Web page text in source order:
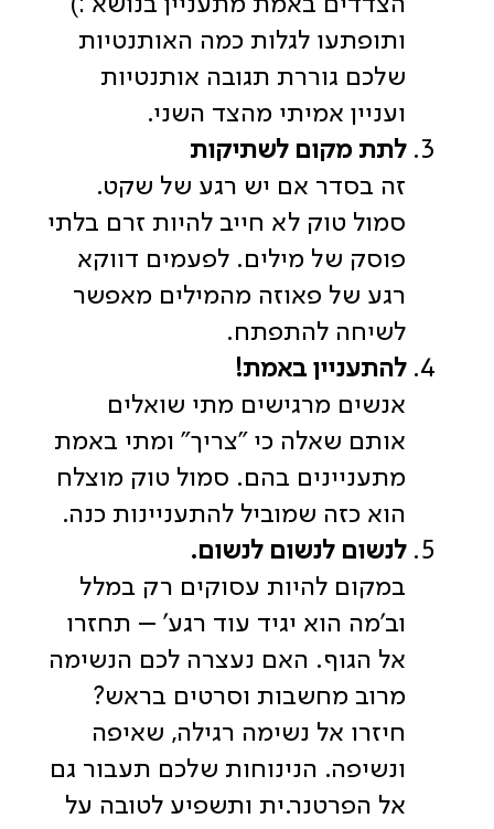
הצדדים באמת מתעניין בנושא :)
ותופתעו לגלות כמה האותנטיות
שלכם גוררת תגובה אותנטיות
ועניין אמיתי מהצד השני.
לתת מקום לשתיקות
זה בסדר אם יש רגע של שקט.
סמול טוק לא חייב להיות זרם בלתי
פוסק של מילים. לפעמים דווקא
רגע של פאוזה מהמילים מאפשר
לשיחה להתפתח.
להתעניין באמת!
אנשים מרגישים מתי שואלים
אותם שאלה כי "צריך" ומתי באמת
מתעניינים בהם. סמול טוק מוצלח
הוא כזה שמוביל להתעניינות כנה.
לנשום לנשום לנשום.
במקום להיות עסוקים רק במלל
וב'מה הוא יגיד עוד רגע' – תחזרו
אל הגוף. האם נעצרה לכם הנשימה
מרוב מחשבות וסרטים בראש?
חיזרו אל נשימה רגילה, שאיפה
ונשיפה. הנינוחות שלכם תעבור גם
אל הפרטנר.ית ותשפיע לטובה על